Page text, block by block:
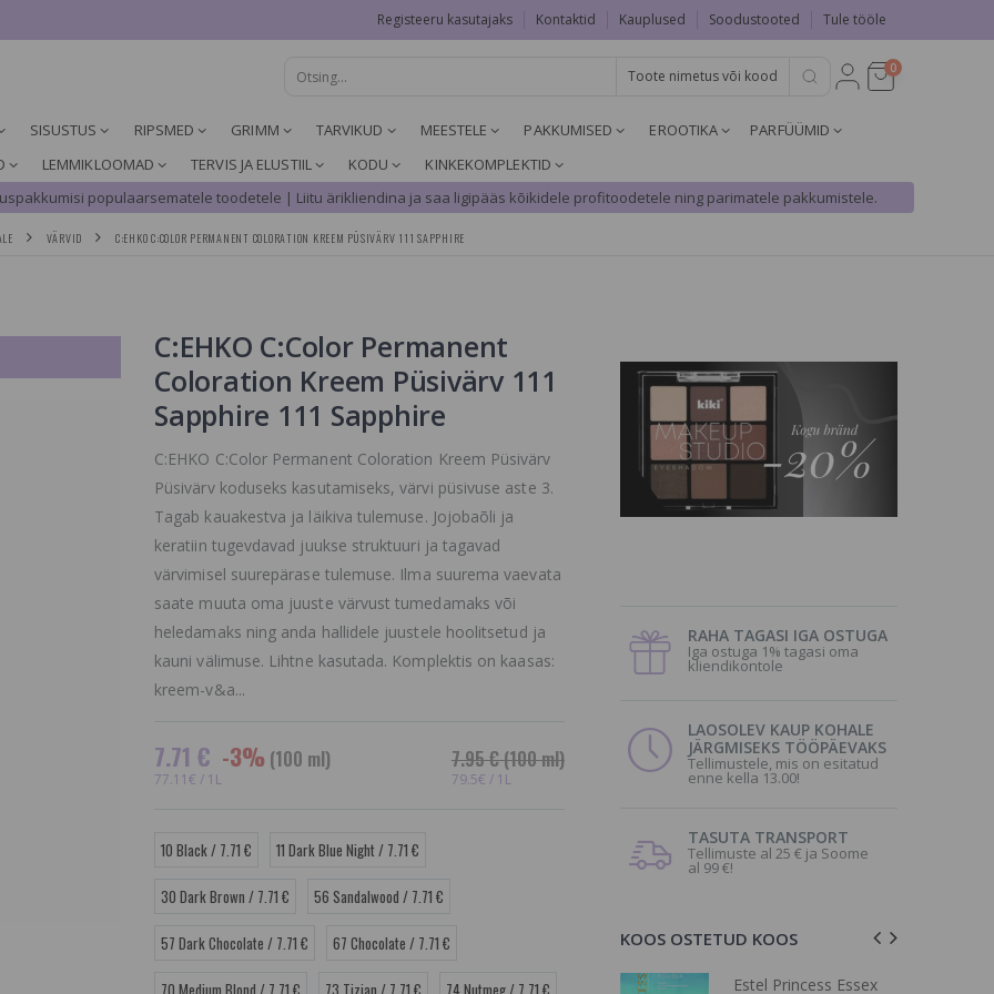
Registeeru kasutajaks Kontaktid Kauplused Soodustooted Tule tööle
0
SISUSTUS RIPSMED GRIMM TARVIKUD MEESTELE PAKKUMISED EROOTIKA
PARFÜÜMID
LEMMIKLOOMAD TERVIS JA ELUSTIIL KODU
KINKEKOMPLEKTID
populaarsematele toodetele | Liitu ärikliendina ja saa ligipääs kõikidele profitoodetele ning parimatele pakkumistele.
VÄRVID C:EHKO C:COLOR PERMANENT COLORATION KREEM PÜSIVÄRV 111 SAPPHIRE
C:EHKO C:Color Permanent
Coloration Kreem Püsivärv 111
Sapphire 111 Sapphire
C:EHKO C:Color Permanent Coloration Kreem Püsivärv
Püsivärv koduseks kasutamiseks, värvi püsivuse aste 3.
Tagab kauakestva ja läikiva tulemuse. Jojobaõli ja
keratiin tugevdavad juukse struktuuri ja tagavad
värvimisel suurepärase tulemuse. Ilma suurema vaevata
saate muuta oma juuste värvust tumedamaks või
heledamaks ning anda hallidele juustele hoolitsetud ja
kauni välimuse. Lihtne kasutada. Komplektis on kaasas:
kreem-v&a...
7.71 € -3% (100 ml)
77.11€ / 1L
7.95 €(100 ml)
79.5€ / 1L
10 Black / 7.71 € 11 Dark Blue Night / 7.71 €
30 Dark Brown / 7.71 € 56 Sandalwood / 7.71 €
57 Dark Chocolate / 7.71 € 67 Chocolate / 7.71 €
70 Medium Blond / 7.71 € 73 Tizian / 7.71 € 74 Nutmeg / 7.71 €
RAHA TAGASI IGA OSTUGA
Iga ostuga 1% tagasi oma
kliendikontole
LAOSOLEV KAUP KOHALE
JÄRGMISEKS TÖÖPÄEVAKS
Tellimustele, mis on esitatud
enne kella 13.00!
TASUTA TRANSPORT
Tellimuste al 25 € ja Soome
al 99 €!
KOOS OSTETUD KOOS
Estel Princess Essex
Taastav
Estel Princess Essex